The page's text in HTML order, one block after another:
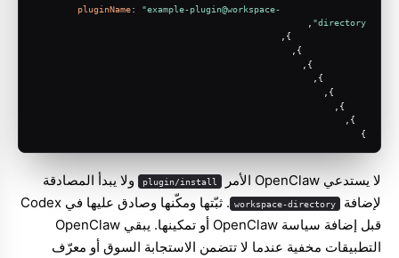
pluginName: "example-plugin@workspace-
directory"
}
لا يستدعي OpenClaw الأمر plugin/install ولا يبدأ المصادقة
لإضافة
workspace-directory
. ثبّتها ومكّنها وصادق عليها في Codex
قبل إضافة سياسة OpenClaw أو تمكينها. يبقي OpenClaw
التطبيقات مخفية عندما لا تتضمن الاستجابة السوق أو معرّف